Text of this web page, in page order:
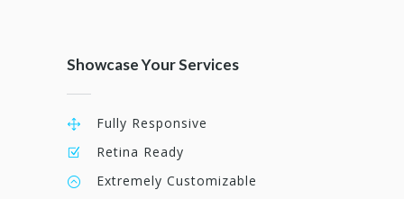
Showcase Your Services
Fully Responsive
Retina Ready
Extremely Customizable